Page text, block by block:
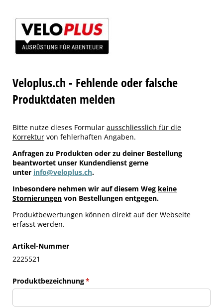
Veloplus.ch - Fehlende oder falsche
Produktdaten melden
Bitte nutze dieses Formular ausschliesslich für die
Korrektur von fehlerhaften Angaben.
Anfragen zu Produkten oder zu deiner Bestellung
beantwortet unser Kundendienst gerne
unter info@veloplus.ch.
Inbesondere nehmen wir auf diesem Weg keine
Stornierungen von Bestellungen entgegen.
Produktbewertungen können direkt auf der Webseite
erfasst werden.
Artikel-Nummer
2225521
Produktbezeichnung*
(erforderlich)